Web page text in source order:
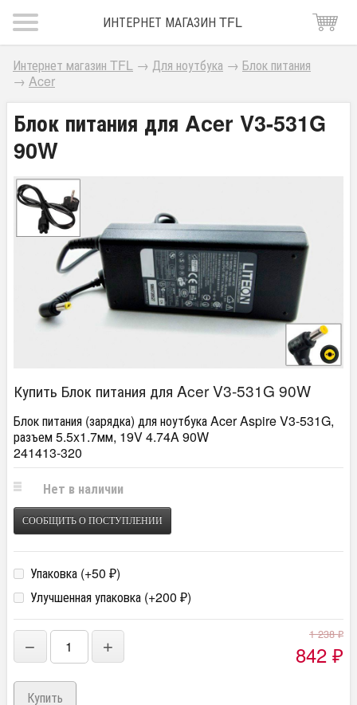
ИНТЕРНЕТ МАГАЗИН TFL
Интернет магазин TFL → Для ноутбука → Блок питания
→ Acer
Блок питания для Acer V3-531G
90W
Купить Блок питания для Acer V3-531G 90W
Блок питания (зарядка) для ноутбука Acer Aspire V3-531G,
разъем 5.5x1.7мм, 19V 4.74A 90W
241413-320
Нет в наличии
СООБЩИТЬ О ПОСТУПЛЕНИИ
Упаковка (+50 ₽)
Улучшенная упаковка (+200 ₽)
− +
1 238₽
842 ₽